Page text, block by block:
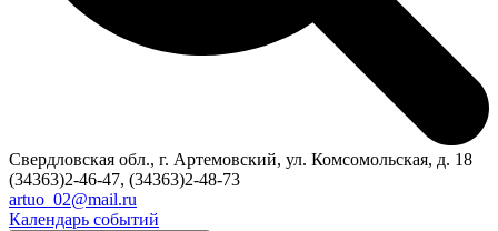
Свердловская обл., г. Артемовский, ул. Комсомольская, д. 18
(34363)2-46-47, (34363)2-48-73
artuo_02@mail.ru
Календарь событий